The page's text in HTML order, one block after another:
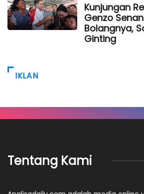
Kunjungan
Genzo
Bolangnya,
Ginting
IKLAN
Tentang Kami